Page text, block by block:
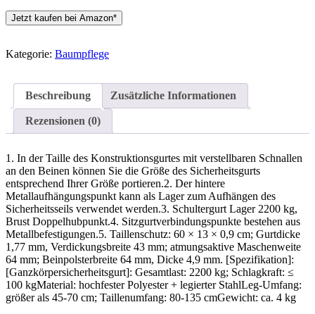
Jetzt kaufen bei Amazon*
Kategorie: Baumpflege
Beschreibung Zusätzliche Informationen
Rezensionen (0)
1. In der Taille des Konstruktionsgurtes mit verstellbaren Schnallen
an den Beinen können Sie die Größe des Sicherheitsgurts
entsprechend Ihrer Größe portieren.2. Der hintere
Metallaufhängungspunkt kann als Lager zum Aufhängen des
Sicherheitsseils verwendet werden.3. Schultergurt Lager 2200 kg,
Brust Doppelhubpunkt.4. Sitzgurtverbindungspunkte bestehen aus
Metallbefestigungen.5. Taillenschutz: 60 × 13 × 0,9 cm; Gurtdicke
1,77 mm, Verdickungsbreite 43 mm; atmungsaktive Maschenweite
64 mm; Beinpolsterbreite 64 mm, Dicke 4,9 mm. [Spezifikation]:
[Ganzkörpersicherheitsgurt]: Gesamtlast: 2200 kg; Schlagkraft: ≤
100 kgMaterial: hochfester Polyester + legierter StahlLeg-Umfang:
größer als 45-70 cm; Taillenumfang: 80-135 cmGewicht: ca. 4 kg